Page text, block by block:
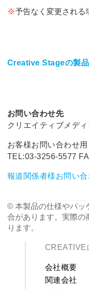
※予告なく変更される
Creative Stageの製
お問い合わせ先
クリエイティブメデ
お客様お問い合わせ用
TEL:03-3256-5577
報道関係者様お問い合
© 本製品の仕様やパッ
合があります。実際の
ります。
CREATIVE
会社概要
関連会社